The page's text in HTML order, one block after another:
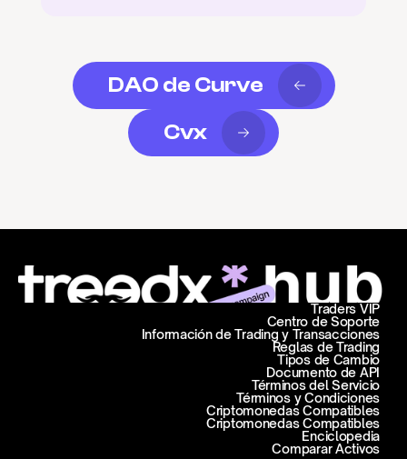
DAO de Curve
Cvx
Centro de Soporte
Información de Trading y Transacciones
Traders VIP
Reglas de Trading
Tipos de Cambio
Documento de API
Términos del Servicio
Términos y Condiciones
Criptomonedas Compatibles
Criptomonedas Compatibles
Enciclopedia
Comparar Activos